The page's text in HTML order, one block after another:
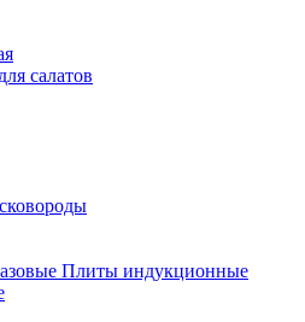
салатов
Плиты индукционные